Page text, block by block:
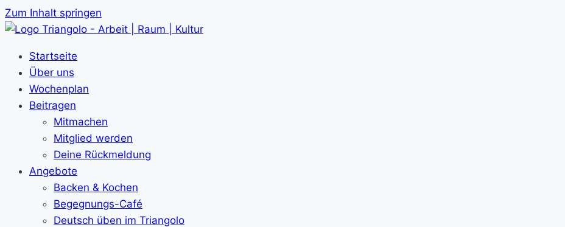
Zum Inhalt springen
Startseite
Über uns
Wochenplan
Beitragen
Mitmachen
Mitglied werden
Deine Rückmeldung
Angebote
Backen & Kochen
Begegnungs-Café
Deutsch üben im Triangolo